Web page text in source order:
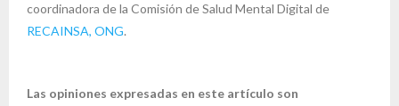
coordinadora de la Comisión de Salud Mental Digital de
RECAINSA, ONG.
Las opiniones expresadas en este artículo son